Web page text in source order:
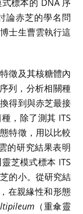
論赤芝的學名問
士生曹雲執行這
徵及其核糖體內
列，分析相關種
得到與赤芝最接
，除了測其 ITS
特徵，用以比較
的研究結果表明
芝模式標本 ITS
的小。從研究結
在親緣性和形態
（重傘靈